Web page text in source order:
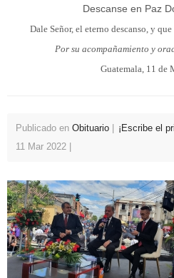
Descanse en Paz
Dale Señor, el eterno descanso, y
Por su acompañamiento y
Guatemala, 11 de
Publicado en Obituario
¡Escribe el
11 Mar 2022